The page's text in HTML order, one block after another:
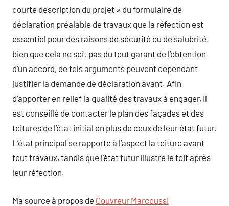
courte description du projet » du formulaire de
déclaration préalable de travaux que la réfection est
essentiel pour des raisons de sécurité ou de salubrité.
bien que cela ne soit pas du tout garant de l’obtention
d’un accord, de tels arguments peuvent cependant
justifier la demande de déclaration avant. Afin
d’apporter en relief la qualité des travaux à engager, il
est conseillé de contacter le plan des façades et des
toitures de l’état initial en plus de ceux de leur état futur.
L’état principal se rapporte à l’aspect la toiture avant
tout travaux, tandis que l’état futur illustre le toit après
leur réfection.
Ma source à propos de Couvreur Marcoussi